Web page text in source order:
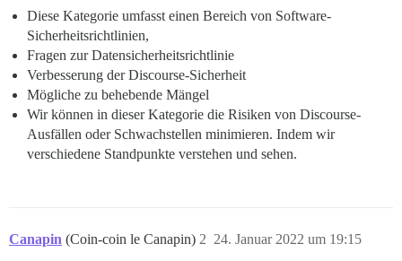
Diese Kategorie umfasst einen Bereich von Software-
Sicherheitsrichtlinien,
Fragen zur Datensicherheitsrichtlinie
Verbesserung der Discourse-Sicherheit
Mögliche zu behebende Mängel
Wir können in dieser Kategorie die Risiken von Discourse-
Ausfällen oder Schwachstellen minimieren. Indem wir
verschiedene Standpunkte verstehen und sehen.
Canapin (Coin-coin le Canapin) 24. Januar 2022 um 19:15
2